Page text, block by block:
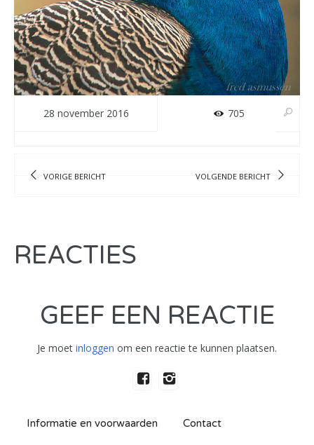
28 november 2016 705
VORIGE BERICHT VOLGENDE BERICHT
REACTIES
GEEF EEN REACTIE
Je moet inloggen om een reactie te kunnen plaatsen.
Informatie en voorwaarden Contact